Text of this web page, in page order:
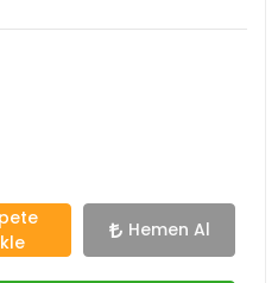
Hemen Al